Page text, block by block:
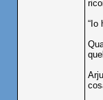
“Io